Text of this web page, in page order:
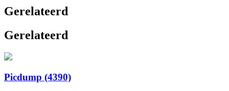
Gerelateerd
Gerelateerd
Picdump (4390)